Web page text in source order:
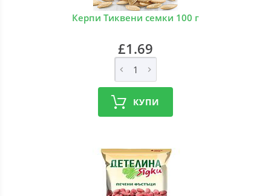
Керпи Тиквени семки 100 г
£1.69
КУПИ